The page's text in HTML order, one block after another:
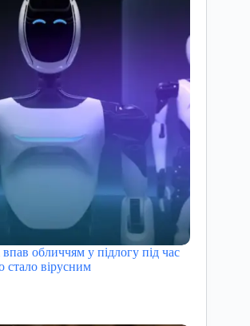
обличчям у підлогу під час
стало вірусним